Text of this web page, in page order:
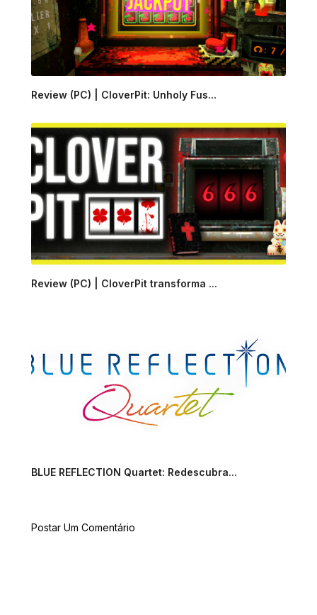
Review (PC) | CloverPit: Unholy Fus...
Review (PC) | CloverPit transforma ...
BLUE REFLECTION Quartet: Redescubra...
Postar Um Comentário